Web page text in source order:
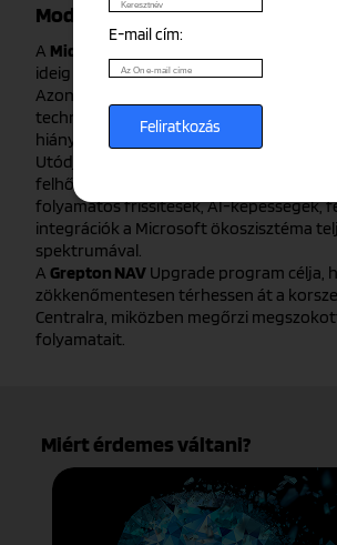
Modern ERP megoldás a jövő
A Microsoft Dynamics NAV
(Navision)
ideig meghatározó szereplői voltak a
Azonban a gyári támogatás
technológiai elmaradás és a jogszabályi
hiánya egyre nagyobb kockázatot jelent.
Utódja, a
felhőalapú ERP megoldások minden
folyamatos frissítések, AI-képességek,
integrációk a Microsoft ökoszisztéma
spektrumával.
A Grepton NAV Upgrade program célja,
zökkenőmentesen térhessen át a
Centralra, miközben megőrzi
folyamatait.
Miért érdemes váltani?
E-mail cím: